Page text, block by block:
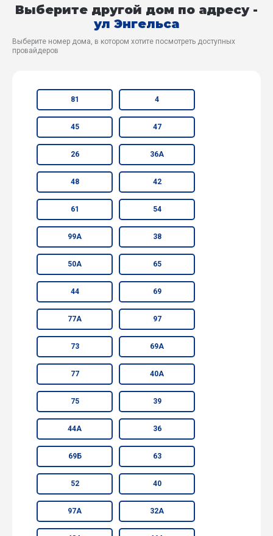
Выберите другой дом по адресу -
ул Энгельса
Выберите номер дома, в котором хотите посмотреть доступных
провайдеров
81 4
45 47
26 36А
48 42
61 54
99А 38
50А 65
44 69
77А 97
73 69А
77 40А
75 39
44А 36
69Б 63
52 40
97А 32А